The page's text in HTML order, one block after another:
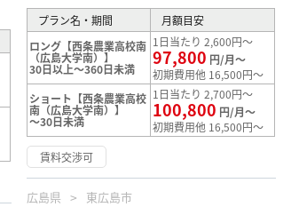
プラン名・期間
月額目安
ロング【西条農業高校南
（広島大学南）】
30日以上～360日未満
1日当たり 2,600円～
97,800 円/月～
初期費用他 16,500円～
ショート【西条農業高校
南（広島大学南）】
～30日未満
1日当たり 2,700円～
100,800 円/月～
初期費用他 16,500円～
賃料交渉可
広島県 東広島市